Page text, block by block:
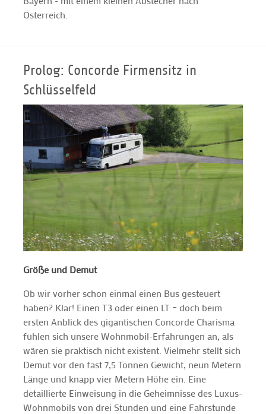
Österreich.
Prolog: Concorde Firmensitz in
Schlüsselfeld
Größe und Demut
Ob wir vorher schon einmal einen Bus gesteuert
haben? Klar! Einen T3 oder einen LT – doch beim
ersten Anblick des gigantischen Concorde Charisma
fühlen sich unsere Wohnmobil-Erfahrungen an, als
wären sie praktisch nicht existent. Vielmehr stellt sich
Demut vor den fast 7,5 Tonnen Gewicht, neun Metern
Länge und knapp vier Metern Höhe ein. Eine
detaillierte Einweisung in die Geheimnisse des Luxus-
Wohnmobils von drei Stunden und eine Fahrstunde